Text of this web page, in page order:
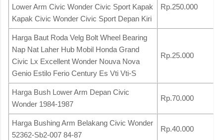
Lower Arm Civic Wonder Civic Sport Kapak
Kapak Civic Wonder Civic Sport Depan Kiri
Rp.250.000
Harga Baut Roda Velg Bolt Wheel Bearing
Nap Nat Laher Hub Mobil Honda Grand
Civic Lx Excellent Wonder Nouva Nova
Genio Estilo Ferio Century Es Vti Vti-S
Rp.25.000
Harga Bush Lower Arm Depan Civic
Wonder 1984-1987
Rp.70.000
Harga Bushing Arm Belakang Civic Wonder
52362-Sb2-007 84-87
Rp.40.000